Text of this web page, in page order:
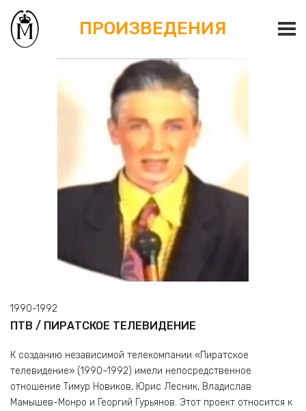
ПРОИЗВЕДЕНИЯ
1990-1992
ПТВ / ПИРАТСКОЕ ТЕЛЕВИДЕНИЕ
К созданию независимой телекомпании «Пиратское
телевидение» (1990–1992) имели непосредственное
отношение Тимур Новиков, Юрис Лесник, Владислав
Мамышев-Монро и Георгий Гурьянов. Этот проект относится к